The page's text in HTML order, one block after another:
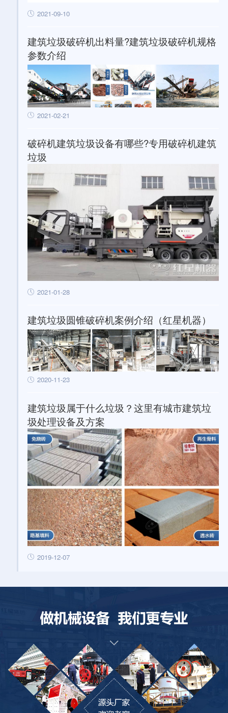
2021-09-10
建筑垃圾破碎机出料量?建筑垃圾破碎机规格
参数介绍
2021-02-21
破碎机建筑垃圾设备有哪些?专用破碎机建筑
垃圾
2021-01-28
建筑垃圾圆锥破碎机案例介绍（红星机器）
2020-11-23
建筑垃圾属于什么垃圾？这里有城市建筑垃
圾处理设备及方案
2019-12-07